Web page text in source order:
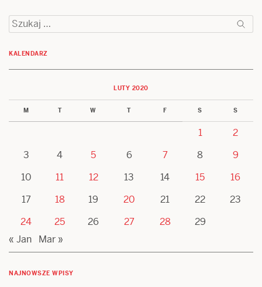
Szukaj:
KALENDARZ
LUTY 2020
M T W T F S S
1
2
3
4 5 6 7 8
9
10
11 12 13 14 15
16
17
18 19 20 21 22
23
24
25 26 27 28
29
« Jan
Mar »
NAJNOWSZE WPISY